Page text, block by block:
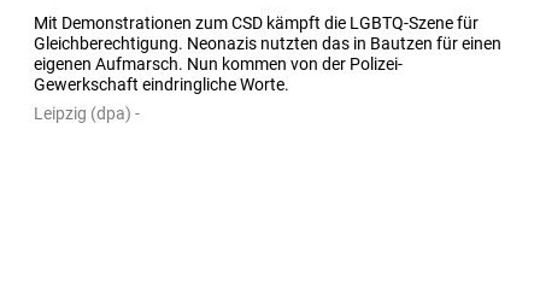
Mit Demonstrationen zum CSD kämpft die LGBTQ-Szene für
Gleichberechtigung. Neonazis nutzten das in Bautzen für einen
eigenen Aufmarsch. Nun kommen von der Polizei-
Gewerkschaft eindringliche Worte.
Leipzig (dpa) -